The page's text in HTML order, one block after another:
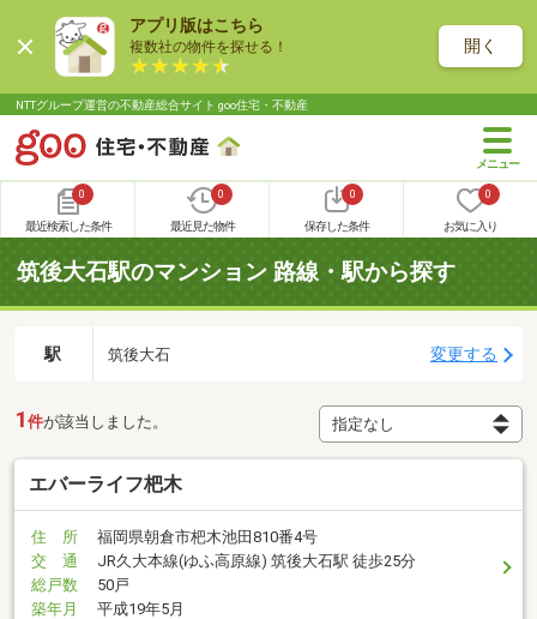
アプリ版はこちら
複数社の物件を探せる！ 開く
NTTグループ運営の不動産総合サイト goo住宅・不動産
0
最近検索した条件
0
最近見た物件
0
保存した条件
0
お気に入り
筑後大石駅のマンション 路線・駅から探す
駅 筑後大石 変更する
1 件が該当しました。
エバーライフ杷木
住 所
福岡県朝倉市杷木池田810番4号
交 通
JR久大本線(ゆふ高原線) 筑後大石駅 徒歩25分
総戸数
50戸
築年月
平成19年5月